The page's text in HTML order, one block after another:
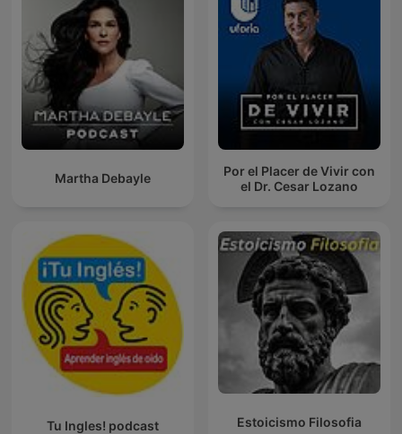
Martha Debayle
Por el Placer de Vivir con
el Dr. Cesar Lozano
Tu Ingles! podcast Estoicismo Filosofia